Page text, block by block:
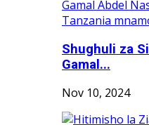
Shughuli za
Gamal...
Nov 10, 2024